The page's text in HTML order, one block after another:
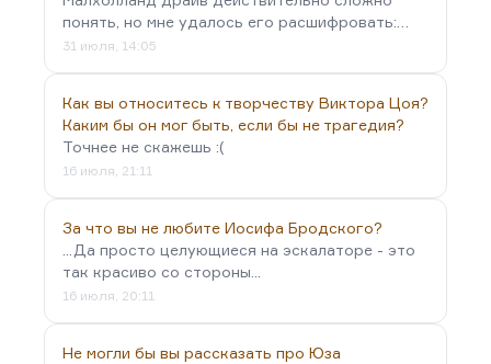
понять, но мне удалось его расшифровать:…
31 июля, 14:05
Как вы относитесь к творчеству Виктора Цоя?
Каким бы он мог быть, если бы не трагедия?
Точнее не скажешь :(
16 июля, 21:11
За что вы не любите Иосифа Бродского?
...Да просто целующиеся на эскалаторе - это
так красиво со стороны...
16 июля, 20:11
Не могли бы вы рассказать про Юза